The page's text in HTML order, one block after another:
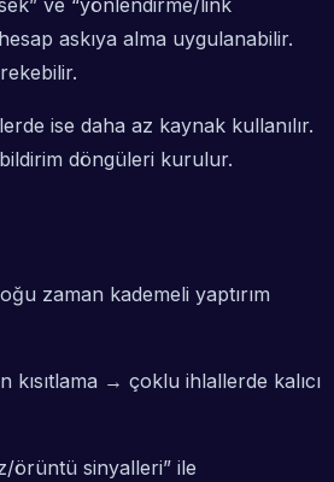
ve “yönlendirme/link
askıya alma uygulanabilir.
ise daha az kaynak kullanılır.
döngüleri kurulur.
zaman kademeli yaptırım
kısıtlama → çoklu ihlallerde kalıcı
örüntü sinyalleri” ile